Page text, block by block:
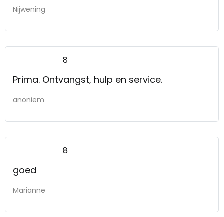
Nijwening
8
Prima. Ontvangst, hulp en service.
anoniem
8
goed
Marianne